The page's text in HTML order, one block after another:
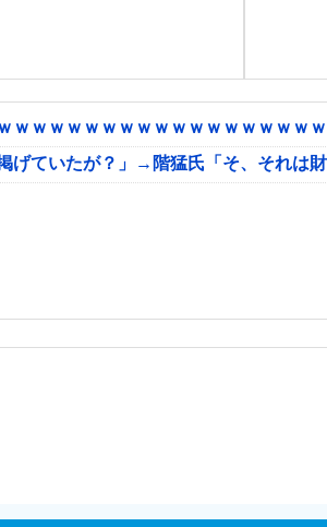
ｗｗｗｗｗｗｗｗｗｗｗｗｗｗｗｗ
ていたが？」→階猛氏「そ、それは財